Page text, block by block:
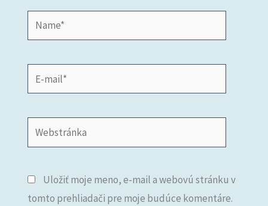
Name*
mail*
Webstránka
Uložiť moje meno, e-mail a webovú stránku v
tomto prehliadači pre moje budúce komentáre.